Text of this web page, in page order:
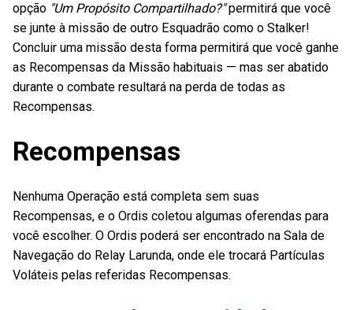
opção "Um Propósito Compartilhado?"permitirá que você
se junte à missão de outro Esquadrão como o Stalker!
Concluir uma missão desta forma permitirá que você ganhe
as Recompensas da Missão habituais — mas ser abatido
durante o combate resultará na perda de todas as
Recompensas.
Recompensas
Nenhuma Operação está completa sem suas
Recompensas, e o Ordis coletou algumas oferendas para
você escolher. O Ordis poderá ser encontrado na Sala de
Navegação do Relay Larunda, onde ele trocará Partículas
Voláteis pelas referidas Recompensas.